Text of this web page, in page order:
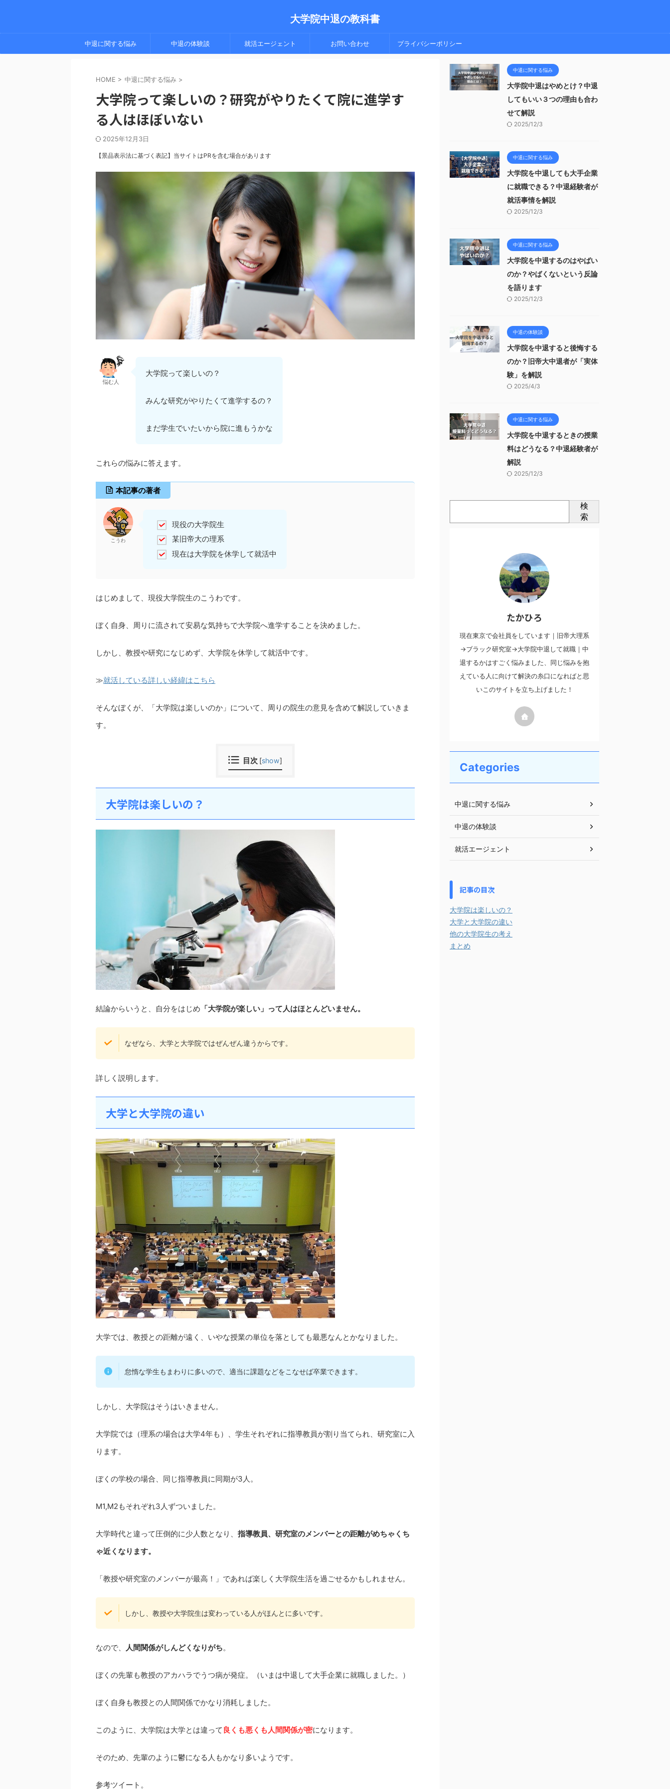
大学院中退の教科書
中退に関する悩み 中退の体験談 就活エージェント お問い合わせ プライバシーポリシー
HOME > 中退に関する悩み >
大学院って楽しいの？研究がやりたくて院に進学す
る人はほぼいない
2025年12月3日
【景品表示法に基づく表記】当サイトはPRを含む場合があります
悩む人
大学院って楽しいの？
みんな研究がやりたくて進学するの？
まだ学生でいたいから院に進もうかな
これらの悩みに答えます。
本記事の著者
こうわ
現役の大学院生
某旧帝大の理系
現在は大学院を休学して就活中
はじめまして、現役大学院生のこうわです。
ぼく自身、周りに流されて安易な気持ちで大学院へ進学することを決めました。
しかし、教授や研究になじめず、大学院を休学して就活中です。
≫就活している詳しい経緯はこちら
そんなぼくが、「大学院は楽しいのか」について、周りの院生の意見を含めて解説していきま
す。
目次 [show]
大学院は楽しいの？
結論からいうと、自分をはじめ 「大学院が楽しい」って人はほとんどいません。
なぜなら、大学と大学院ではぜんぜん違うからです。
詳しく説明します。
大学と大学院の違い
大学では、教授との距離が遠く、いやな授業の単位を落としても最悪なんとかなりました。
怠惰な学生もまわりに多いので、適当に課題などをこなせば卒業できます。
しかし、大学院はそうはいきません。
大学院では（理系の場合は大学4年も）、学生それぞれに指導教員が割り当てられ、研究室に入
ります。
ぼくの学校の場合、同じ指導教員に同期が3人。
M1,M2もそれぞれ3人ずついました。
大学時代と違って圧倒的に少人数となり、 指導教員、研究室のメンバーとの距離がめちゃくち
ゃ近くなります。
「教授や研究室のメンバーが最高！」であれば楽しく大学院生活を過ごせるかもしれません。
しかし、教授や大学院生は変わっている人がほんとに多いです。
なので、 人間関係がしんどくなりがち。
ぼくの先輩も教授のアカハラでうつ病が発症。（いまは中退して大手企業に就職しました。）
ぼく自身も教授との人間関係でかなり消耗しました。
このように、大学院は大学とは違って 良くも悪くも人間関係が密になります。
そのため、先輩のように鬱になる人もかなり多いようです。
参考ツイート。
中退に関する悩み
大学院中退はやめとけ？中退
してもいい３つの理由も合わ
せて解説
2025/12/3
中退に関する悩み
大学院を中退しても大手企業
に就職できる？中退経験者が
就活事情を解説
2025/12/3
中退に関する悩み
大学院を中退するのはやばい
のか？やばくないという反論
を語ります
2025/12/3
中退の体験談
大学院を中退すると後悔する
のか？旧帝大中退者が「実体
験」を解説
2025/4/3
中退に関する悩み
大学院を中退するときの授業
料はどうなる？中退経験者が
解説
2025/12/3
検
索
たかひろ
現在東京で会社員をしています｜旧帝大理系
→ブラック研究室→大学院中退して就職｜中
退するかはすごく悩みました、同じ悩みを抱
えている人に向けて解決の糸口になればと思
いこのサイトを立ち上げました！
Categories
中退に関する悩み
中退の体験談
就活エージェント
記事の目次
大学院は楽しいの？
大学と大学院の違い
他の大学院生の考え
まとめ